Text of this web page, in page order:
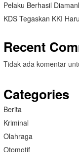
Pelaku Berhasil
KDS Tegaskan KKI
Recent
Tidak ada komentar
Categories
Berita
Kriminal
Olahraga
Otomotif